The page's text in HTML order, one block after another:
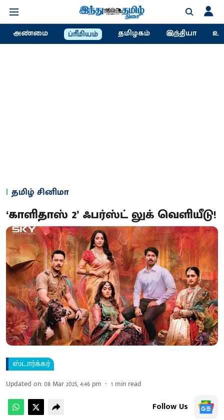
அண்மை ப்ரீமியம் தமிழகம் இந்தியா
தமிழ் சினிமா
‘காளிதாஸ் 2’ ஃபர்ஸ்ட் லுக் வெளியீடு!
ஸ்டார்க்கர்
Updated on:08 Mar 2025, 4:46 pm 1 min read
Follow Us